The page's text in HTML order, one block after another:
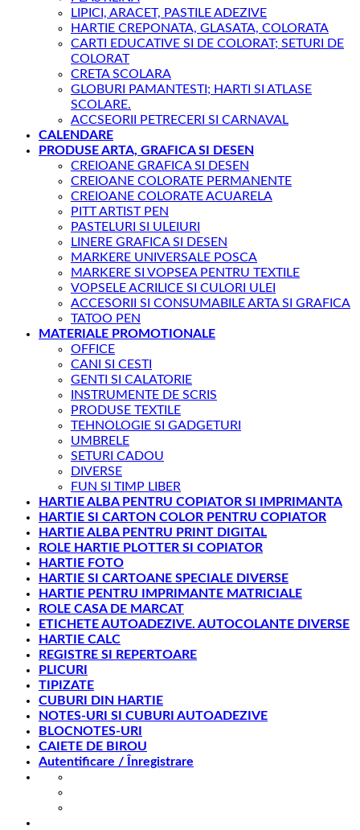
LIPICI, ARACET, PASTILE ADEZIVE
HARTIE CREPONATA, GLASATA, COLORATA
CARTI EDUCATIVE SI DE COLORAT; SETURI DE
COLORAT
CRETA SCOLARA
GLOBURI PAMANTESTI; HARTI SI ATLASE
SCOLARE.
ACCSEORII PETRECERI SI CARNAVAL
CALENDARE
PRODUSE ARTA, GRAFICA SI DESEN
CREIOANE GRAFICA SI DESEN
CREIOANE COLORATE PERMANENTE
CREIOANE COLORATE ACUARELA
PITT ARTIST PEN
PASTELURI SI ULEIURI
LINERE GRAFICA SI DESEN
MARKERE UNIVERSALE POSCA
MARKERE SI VOPSEA PENTRU TEXTILE
VOPSELE ACRILICE SI CULORI ULEI
ACCESORII SI CONSUMABILE ARTA SI GRAFICA
TATOO PEN
MATERIALE PROMOTIONALE
OFFICE
CANI SI CESTI
GENTI SI CALATORIE
INSTRUMENTE DE SCRIS
PRODUSE TEXTILE
TEHNOLOGIE SI GADGETURI
UMBRELE
SETURI CADOU
DIVERSE
FUN SI TIMP LIBER
HARTIE ALBA PENTRU COPIATOR SI IMPRIMANTA
HARTIE SI CARTON COLOR PENTRU COPIATOR
HARTIE ALBA PENTRU PRINT DIGITAL
ROLE HARTIE PLOTTER SI COPIATOR
HARTIE FOTO
HARTIE SI CARTOANE SPECIALE DIVERSE
HARTIE PENTRU IMPRIMANTE MATRICIALE
ROLE CASA DE MARCAT
ETICHETE AUTOADEZIVE. AUTOCOLANTE DIVERSE
HARTIE CALC
REGISTRE SI REPERTOARE
PLICURI
TIPIZATE
CUBURI DIN HARTIE
NOTES-URI SI CUBURI AUTOADEZIVE
BLOCNOTES-URI
CAIETE DE BIROU
Autentificare / Înregistrare